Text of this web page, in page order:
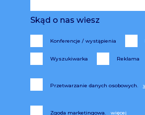
Skąd o nas wiesz
Konferencje / wystąpienia
Wyszukiwarka Reklama
Przetwarzanie danych osobowych.
Zgoda marketingowa.